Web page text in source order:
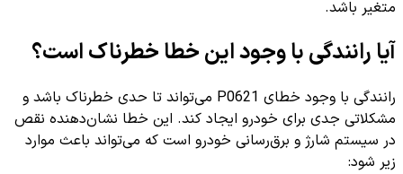
متغیر باشد.
آیا رانندگی با وجود این خطا خطرناک است؟
رانندگی با وجود خطای P0621 می‌تواند تا حدی خطرناک باشد و
مشکلاتی جدی برای خودرو ایجاد کند. این خطا نشان‌دهنده نقص
در سیستم شارژ و برق‌رسانی خودرو است که می‌تواند باعث موارد
زیر شود: